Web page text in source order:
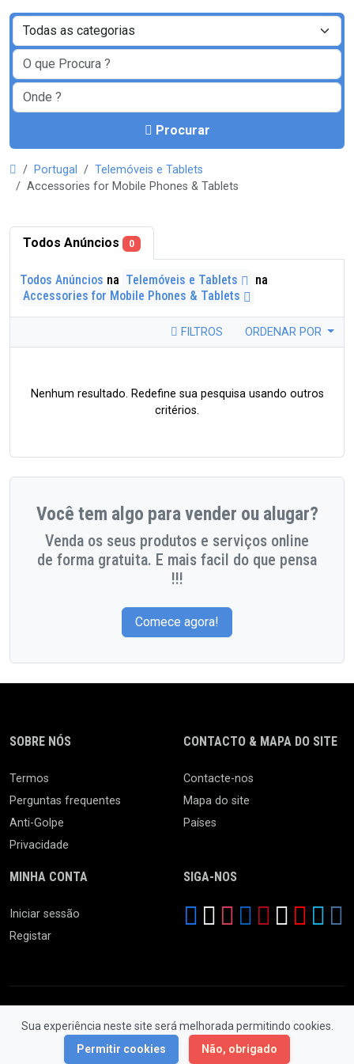
Procurar
Portugal
Telemóveis e Tablets
Accessories for Mobile Phones & Tablets
Todos Anúncios 0
Todos Anúncios na Telemóveis e Tablets
na
Accessories for Mobile Phones & Tablets
FILTROS ORDENAR POR
Nenhum resultado. Redefine sua pesquisa usando outros
critérios.
Você tem algo para vender ou alugar?
Venda os seus produtos e serviços online
de forma gratuita. E mais facil do que pensa
!!!
Comece agora!
Sua experiência neste site será melhorada permitindo cookies.
Permitir cookies
Não, obrigado
SOBRE NÓS
Termos
Perguntas frequentes
Anti-Golpe
Privacidade
CONTACTO & MAPA DO SITE
Contacte-nos
Mapa do site
Países
MINHA CONTA
Iniciar sessão
Registar
SIGA-NOS
© 2026 Feira da Ladra. Todos os Direitos Reservados.